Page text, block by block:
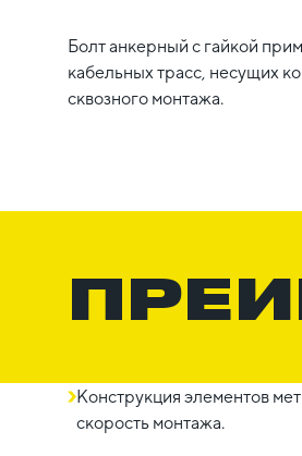
Болт анкерный с гайкой
кабельных трасс, несущих
сквозного монтажа.
Конструкция элементов
скорость монтажа.